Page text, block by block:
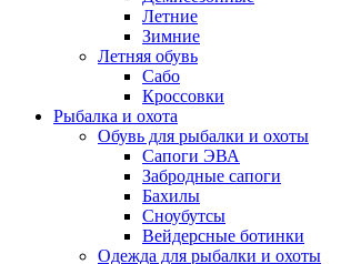
Летние
Зимние
Летняя обувь
Сабо
Кроссовки
Рыбалка и охота
Обувь для рыбалки и охоты
Сапоги ЭВА
Забродные сапоги
Бахилы
Сноубутсы
Вейдерсные ботинки
Одежда для рыбалки и охоты